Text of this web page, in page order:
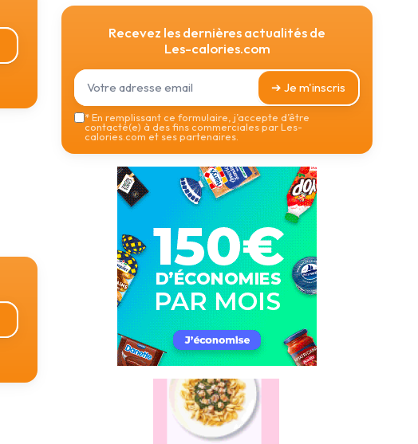
Recevez les dernières actualités de
Les-calories.com
➔ Je m'inscris
*En remplissant ce formulaire, j’accepte d’être
contacté(e) à des fins commerciales par Les-
calories.com et ses partenaires.